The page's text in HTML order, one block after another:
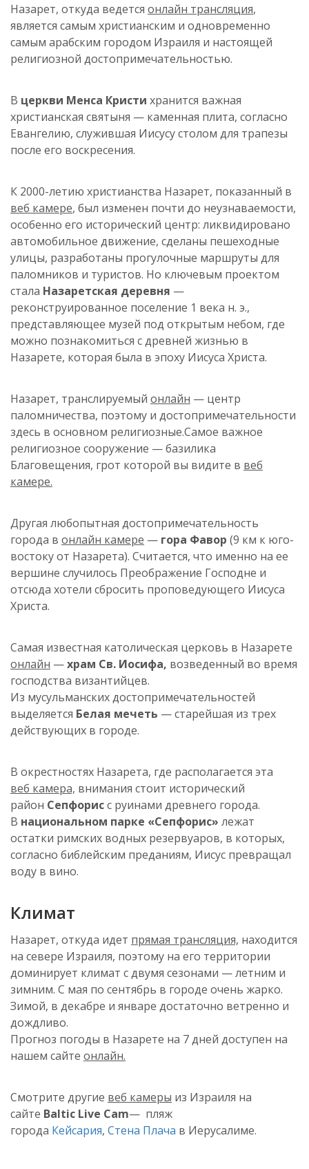
Назарет, откуда ведется онлайн трансляция,
является самым христианским и одновременно
самым арабским городом Израиля и настоящей
религиозной достопримечательностью.
В церкви Менса Кристи хранится важная
христианская святыня — каменная плита, согласно
Евангелию, служившая Иисусу столом для трапезы
после его воскресения.
К 2000-летию христианства Назарет, показанный в
веб камере, был изменен почти до неузнаваемости,
особенно его исторический центр: ликвидировано
автомобильное движение, сделаны пешеходные
улицы, разработаны прогулочные маршруты для
паломников и туристов. Но ключевым проектом
стала Назаретская деревня —
реконструированное поселение 1 века н. э.,
представляющее музей под открытым небом, где
можно познакомиться с древней жизнью в
Назарете, которая была в эпоху Иисуса Христа.
Назарет, транслируемый онлайн — центр
паломничества, поэтому и достопримечательности
здесь в основном религиозные.Самое важное
религиозное сооружение — базилика
Благовещения, грот которой вы видите в веб
камере.
Другая любопытная достопримечательность
города в онлайн камере — гора Фавор (9 км к юго-
востоку от Назарета). Считается, что именно на ее
вершине случилось Преображение Господне и
отсюда хотели сбросить проповедующего Иисуса
Христа.
Самая известная католическая церковь в Назарете
онлайн —храм Св. Иосифа, возведенный во время
господства византийцев.
Из мусульманских достопримечательностей
выделяется Белая мечеть — старейшая из трех
действующих в городе.
В окрестностях Назарета, где располагается эта
веб камера, внимания стоит исторический
район Сепфорисс руинами древнего города.
В национальном парке «Сепфорис» лежат
остатки римских водных резервуаров, в которых,
согласно библейским преданиям, Иисус превращал
воду в вино.
Климат
Назарет, откуда идет прямая трансляция, находится
на севере Израиля, поэтому на его территории
доминирует климат с двумя сезонами — летним и
зимним. С мая по сентябрь в городе очень жарко.
Зимой, в декабре и январе достаточно ветренно и
дождливо.
Прогноз погоды в Назарете на 7 дней доступен на
нашем сайте онлайн.
Смотрите другие веб камеры из Израиля на
сайте Baltic Live Cam— пляж
города Кейсария, Стена Плача в Иерусалиме.